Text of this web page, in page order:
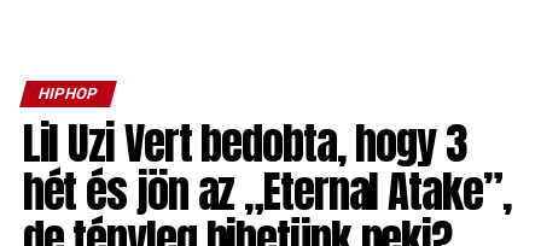
HIPHOP
Lil Uzi Vert bedobta, hogy 3
hét és jön az „Eternal Atake”,